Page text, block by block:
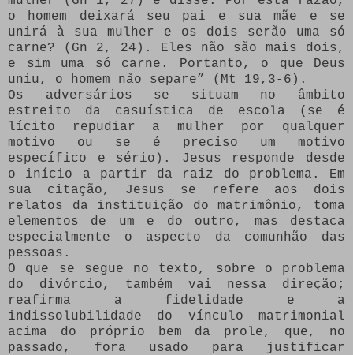
o homem deixará seu pai e sua mãe e se
unirá à sua mulher e os dois serão uma só
carne? (Gn 2, 24). Eles não são mais dois,
e sim uma só carne. Portanto, o que Deus
uniu, o homem não separe” (Mt 19,3-6).
Os adversários se situam no âmbito
estreito da casuística de escola (se é
lícito repudiar a mulher por qualquer
motivo ou se é preciso um motivo
específico e sério). Jesus responde desde
o início a partir da raiz do problema. Em
sua citação, Jesus se refere aos dois
relatos da instituição do matrimônio, toma
elementos de um e do outro, mas destaca
especialmente o aspecto da comunhão das
pessoas.
O que se segue no texto, sobre o problema
do divórcio, também vai nessa direção;
reafirma a fidelidade e a
indissolubilidade do vínculo matrimonial
acima do próprio bem da prole, que, no
passado, fora usado para justificar